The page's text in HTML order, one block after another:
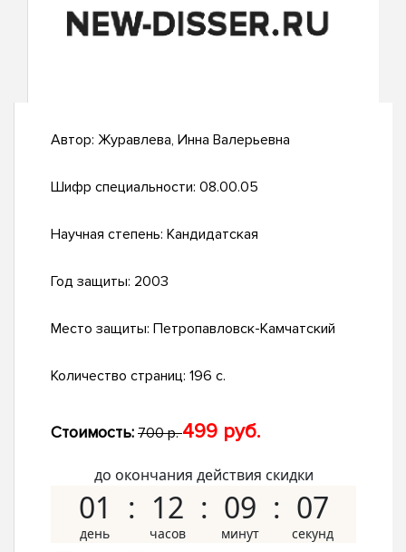
Автор: Журавлева, Инна Валерьевна
Шифр специальности: 08.00.05
Научная степень: Кандидатская
Год защиты: 2003
Место защиты: Петропавловск-Камчатский
Количество страниц: 196 с.
Стоимость: 700 р.499 руб.
до окончания действия скидки
01 12 09 06